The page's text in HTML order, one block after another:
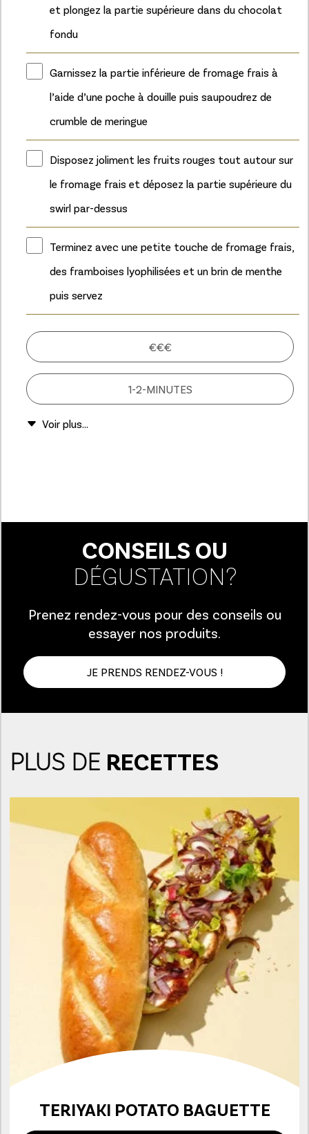
et plongez la partie supérieure dans du chocolat
fondu
Garnissez la partie inférieure de fromage frais à
l’aide d’une poche à douille puis saupoudrez de
crumble de meringue
Disposez joliment les fruits rouges tout autour sur
le fromage frais et déposez la partie supérieure du
swirl par-dessus
Terminez avec une petite touche de fromage frais,
des framboises lyophilisées et un brin de menthe
puis servez
€€€
1-2-MINUTES
CONSEILS OU
DÉGUSTATION?
Prenez rendez-vous pour des conseils ou
essayer nos produits.
JE PRENDS RENDEZ-VOUS !
PLUS DE RECETTES
TERIYAKI POTATO BAGUETTE